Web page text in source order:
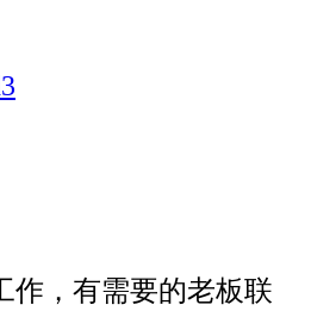
作，有需要的老板联